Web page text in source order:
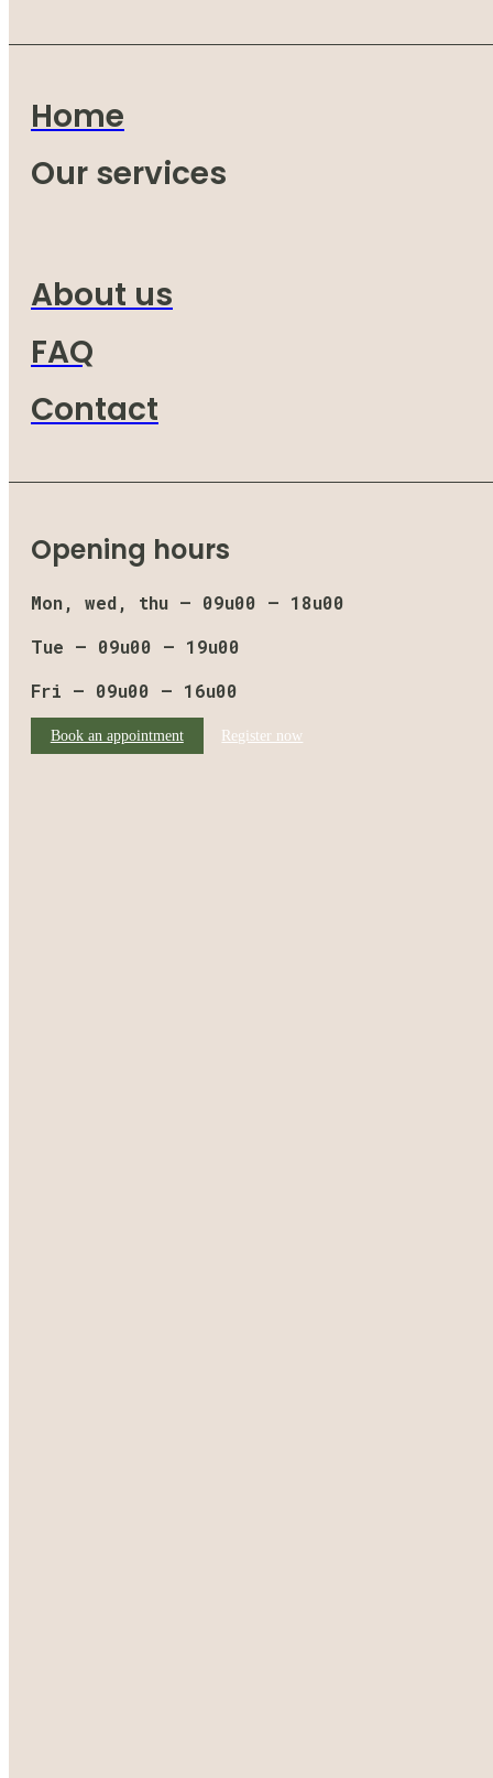
Home
Our services
About us
FAQ
Contact
Opening hours
Mon, wed, thu – 09u00 – 18u00
Tue – 09u00 – 19u00
Fri – 09u00 – 16u00
Book an appointment Register now